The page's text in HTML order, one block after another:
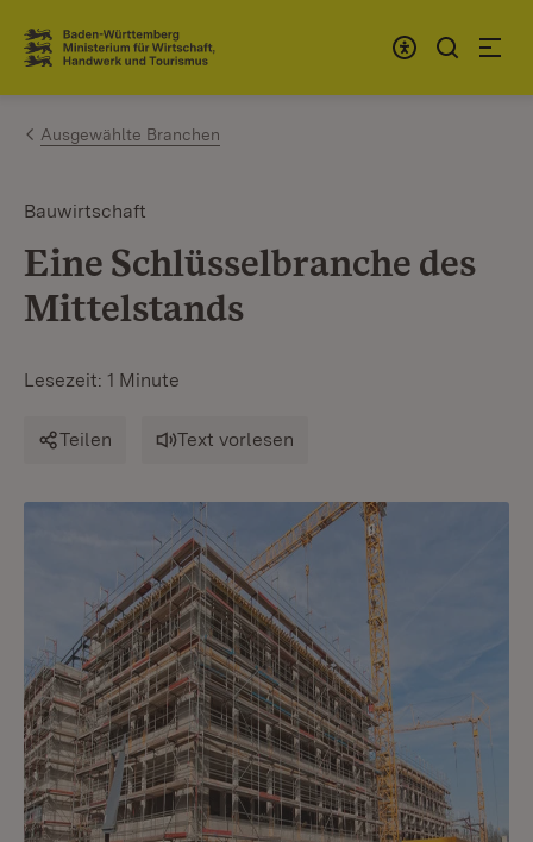
Zum Inhalt springen
Link zur Startseite
Ausgewählte Branchen
Bauwirtschaft
Eine Schlüsselbranche des
Mittelstands
Lesezeit: 1 Minute
Teilen Text vorlesen